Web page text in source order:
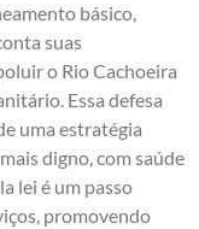
básico,
suas
o Rio Cachoeira
Essa defesa
uma estratégia
digno, com saúde
lei é um passo
promovendo